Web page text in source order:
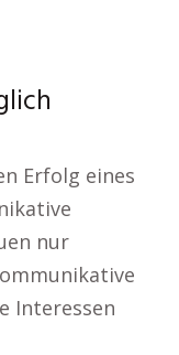
Erfolg eines
nur
Interessen